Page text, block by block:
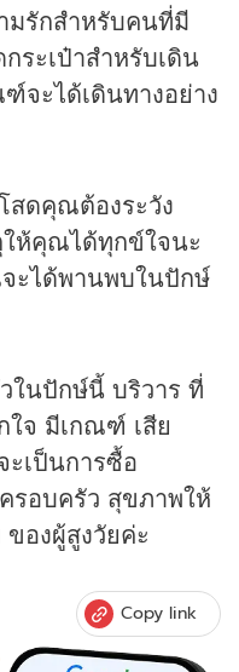
มรักสำหรับคนที่มี
ระเป๋าสำหรับเดิน
จะได้เดินทางอย่าง
สดคุณต้องระวัง
ห้คุณได้ทุกข์ใจนะ
ะได้พานพบในปักษ์
ในปักษ์นี้ บริวาร ที่
จ มีเกณฑ์ เสีย
เป็นการซื้อ
รอบครัว สุขภาพให้
องผู้สูงวัยค่ะ
Copy link